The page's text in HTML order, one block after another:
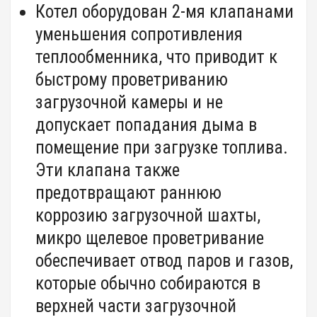
Котел оборудован 2-мя клапанами
уменьшения сопротивления
теплообменника, что приводит к
быстрому проветриванию
загрузочной камеры и не
допускает попадания дыма в
помещение при загрузке топлива.
Эти клапана также
предотвращают раннюю
коррозию загрузочной шахты,
микро щелевое проветривание
обеспечивает отвод паров и газов,
которые обычно собираются в
верхней части загрузочной